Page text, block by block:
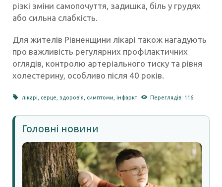
різкі зміни самопочуття, задишка, біль у грудях
або сильна слабкість.
Для жителів Рівненщини лікарі також нагадують
про важливість регулярних профілактичних
оглядів, контролю артеріального тиску та рівня
холестерину, особливо після 40 років.
лікарі серце ,здоров’я симптоми ,інфаркт Переглядів: 116
Головні новини